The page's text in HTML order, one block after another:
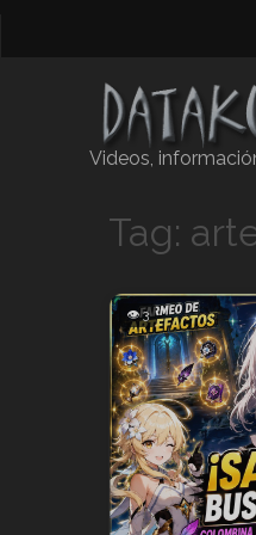
Videos,
Tag:
👁 3